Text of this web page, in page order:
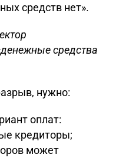
средств нет».
средства
нужно:
оплат:
кредиторы;
может